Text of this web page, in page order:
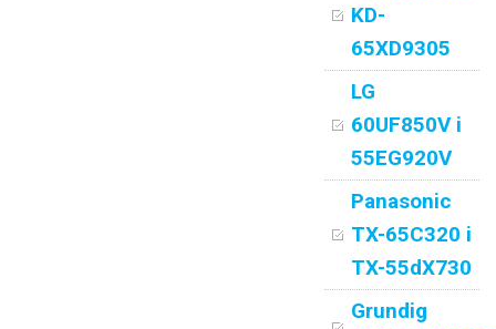
KD-
65XD9305
LG
60UF850V i
55EG920V
Panasonic
TX-65C320 i
TX-55dX730
Grundig